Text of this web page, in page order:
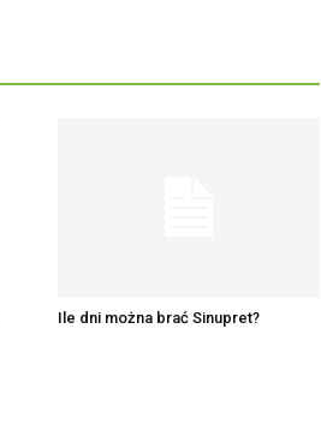
Ile dni można brać Sinupret?